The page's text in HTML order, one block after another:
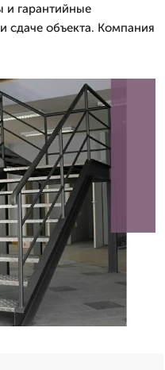
и гарантийные
сдаче объекта. Компания